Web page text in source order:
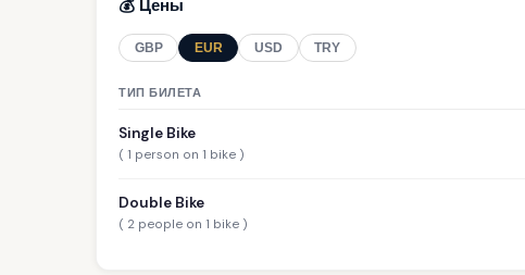
💰 Цены
GBP EUR USD TRY
ТИП БИЛЕТА
Single Bike
( 1 person on 1 bike )
Double Bike
( 2 people on 1 bike )